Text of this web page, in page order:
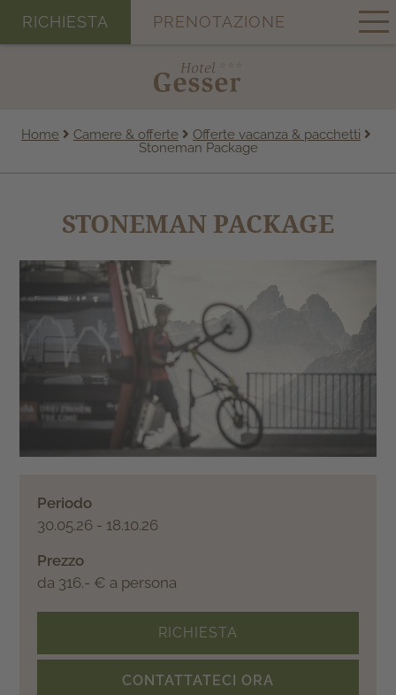
RICHIESTA PRENOTAZIONE
Home Camere & offerte
Offerte vacanza & pacchetti
Stoneman Package
STONEMAN PACKAGE
Periodo
30.05.26 - 18.10.26
Prezzo
da 316.- € a persona
RICHIESTA
CONTATTATECI ORA